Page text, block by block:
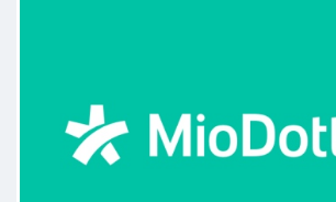
scrupoloso, attento e
Fossero tutti cosi!